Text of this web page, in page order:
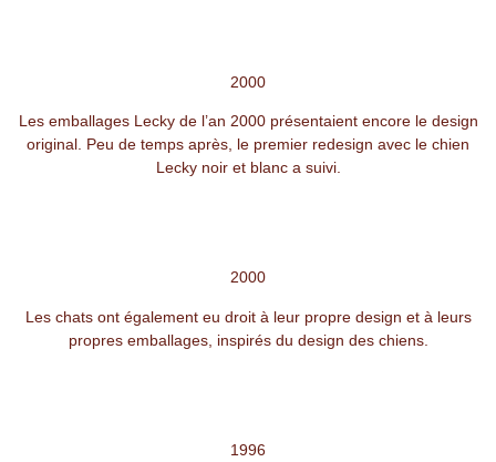
2000
Les emballages Lecky de l’an 2000 présentaient encore le design
original. Peu de temps après, le premier redesign avec le chien
Lecky noir et blanc a suivi.
2000
Les chats ont également eu droit à leur propre design et à leurs
propres emballages, inspirés du design des chiens.
1996